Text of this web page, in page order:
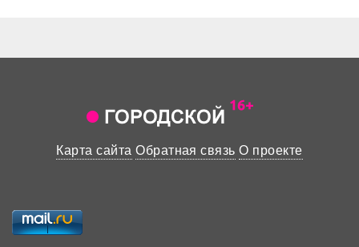
Карта сайта Обратная связь О проекте